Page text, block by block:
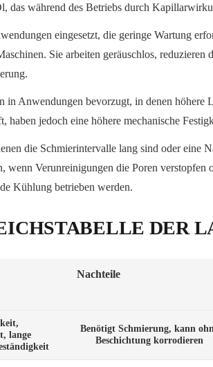
das während des Betriebs durch
eingesetzt, die geringe Wartung
Sie arbeiten geräuschlos, reduzieren
in Anwendungen bevorzugt, in denen höhere
haben jedoch eine höhere mechanische
die Schmierintervalle lang sind oder eine
Verunreinigungen die Poren verstopfen
Kühlung betrieben werden.
DER
Nachteile
lange
Benötigt Schmierung, kann
Beschichtung korrodieren